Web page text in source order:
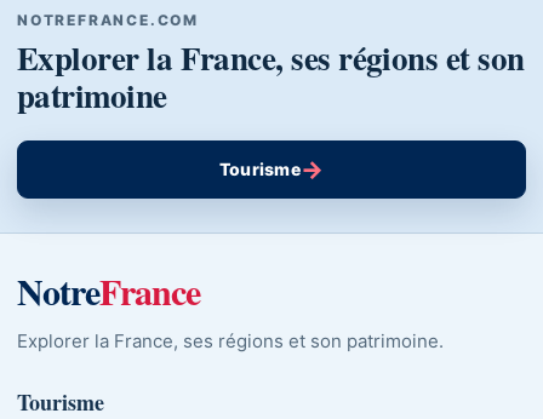
NOTREFRANCE.COM
Explorer la France, ses régions et son
patrimoine
Tourisme→
NotreFrance
Explorer la France, ses régions et son patrimoine.
Tourisme